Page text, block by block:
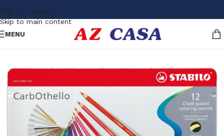
Skip to navigation
Skip to main content
MENU